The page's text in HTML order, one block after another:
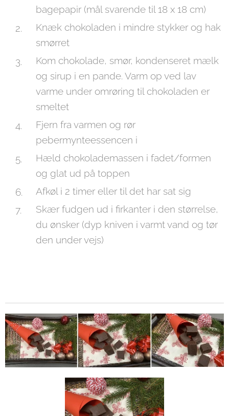
bagepapir (mål svarende til 18 x 18 cm)
Knæk chokoladen i mindre stykker og hak
smørret
Kom chokolade, smør, kondenseret mælk
og sirup i en pande. Varm op ved lav
varme under omrøring til chokoladen er
smeltet
Fjern fra varmen og rør
pebermynteessencen i
Hæld chokolademassen i fadet/formen
og glat ud på toppen
Afkøl i 2 timer eller til det har sat sig
Skær fudgen ud i firkanter i den størrelse,
du ønsker (dyp kniven i varmt vand og tør
den under vejs)